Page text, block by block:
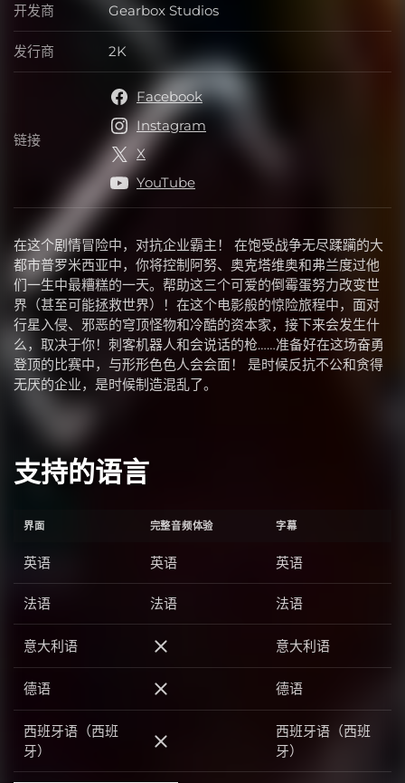
在这个剧情冒险中，对抗企业霸主！ 在饱受战争无尽蹂躏的大
都市普罗米西亚中，你将控制阿努、奥克塔维奥和弗兰度过他
们一生中最糟糕的一天。帮助这三个可爱的倒霉蛋努力改变世
界（甚至可能拯救世界）！在这个电影般的惊险旅程中，面对
行星入侵、邪恶的穹顶怪物和冷酷的资本家，接下来会发生什
么，取决于你！刺客机器人和会说话的枪……准备好在这场奋勇
登顶的比赛中，与形形色色人会会面！ 是时候反抗不公和贪得
无厌的企业，是时候制造混乱了。
开发商 开发商
Gearbox Studios
发行商 发行商
2K
链接 链接
Facebook
Instagram
X
YouTube
支持的语言
界面 完整音频体验 字幕
英语 英语 英语
法语 法语 法语
意大利语 意大利语 意大利语
德语 德语 德语
西班牙语（西班
牙）
西班牙语（西班牙）
西班牙语（西班
牙）